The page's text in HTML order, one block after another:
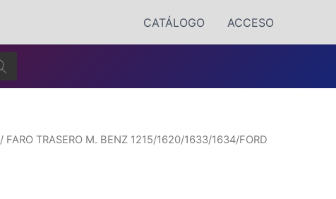
CATÁLOGO ACCESO
/ FARO TRASERO M. BENZ 1215/1620/1633/1634/FORD